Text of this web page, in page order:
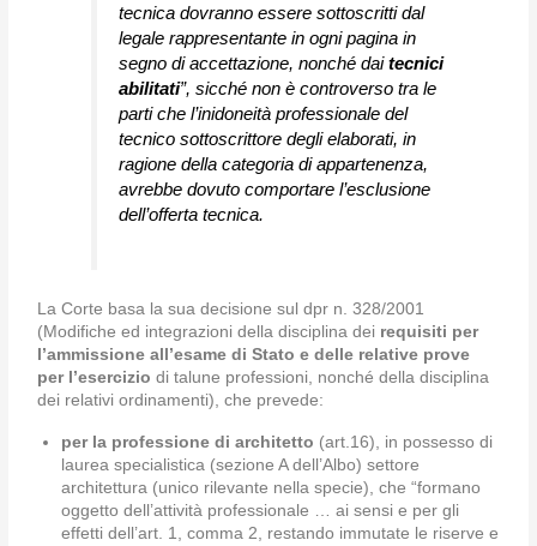
tecnica dovranno essere sottoscritti dal
legale rappresentante in ogni pagina in
segno di accettazione, nonché daitecnici
abilitati”, sicché non è controverso tra le
parti che l’inidoneità professionale del
tecnico sottoscrittore degli elaborati, in
ragione della categoria di appartenenza,
avrebbe dovuto comportare l’esclusione
dell’offerta tecnica.
La Corte basa la sua decisione sul dpr n. 328/2001
(Modifiche ed integrazioni della disciplina dei requisiti per
l’ammissione all’esame di Stato e delle relative prove
per l’esercizio di talune professioni, nonché della disciplina
dei relativi ordinamenti), che prevede:
per la professione di architetto (art.16), in possesso di
laurea specialistica (sezione A dell’Albo) settore
architettura (unico rilevante nella specie), che “formano
oggetto dell’attività professionale … ai sensi e per gli
effetti dell’art. 1, comma 2, restando immutate le riserve e